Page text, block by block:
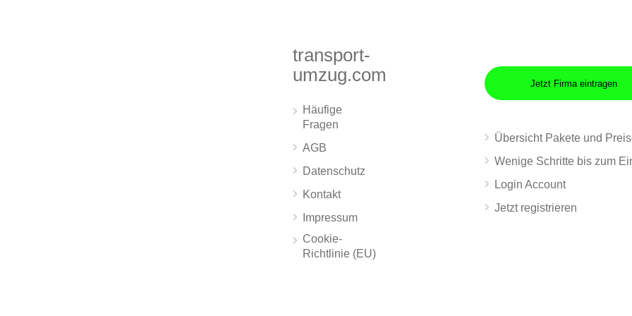
transport-
umzug.com
Häufige
Fragen
AGB
Datenschutz
Kontakt
Impressum
Cookie-
Richtlinie (EU)
Jetzt Firma eintragen
Übersicht Pakete und
Wenige Schritte bis zum
Login Account
Jetzt registrieren